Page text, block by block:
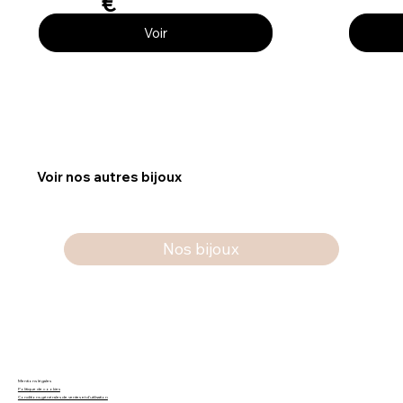
Voir
Voir nos autres bijoux
Nos bijoux
Mentions légales
Politique de cookies
Conditions générales de ventes et d'utilisation